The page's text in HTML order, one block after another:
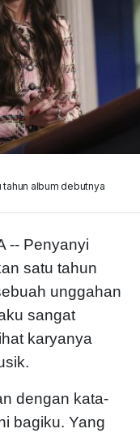
album debutnya
-- Penyanyi
satu tahun
unggahan
sangat
karyanya
dengan kata-
bagiku. Yang